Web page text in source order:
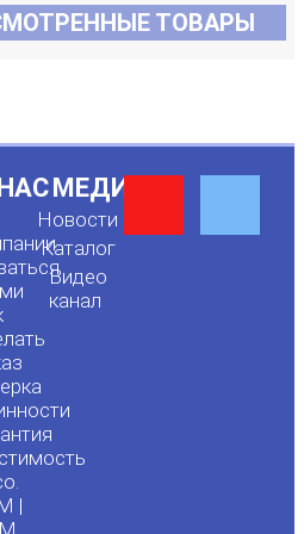
ТОВАРЫ
|
МЕДИА
Новости
Каталог
Видео
канал